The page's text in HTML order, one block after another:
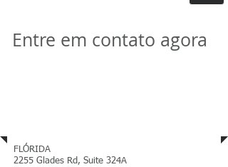
Entre em contato agora
FLÓRIDA
2255 Glades Rd, Suite 324A